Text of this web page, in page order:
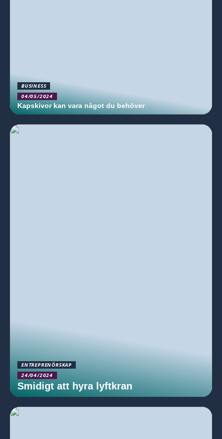
BUSINESS
04/05/2024
Kapskivor kan vara något du behöver
ENTREPRENÖRSKAP
24/04/2024
Smidigt att hyra lyftkran